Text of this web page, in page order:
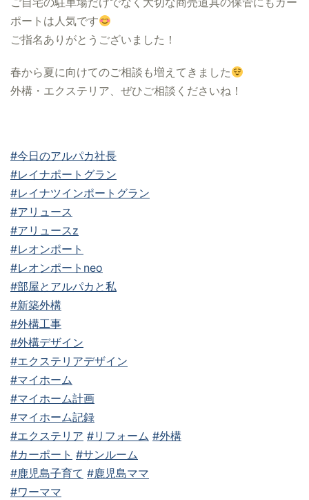
ポートは人気です
ご指名ありがとうございました！
春から夏に向けてのご相談も増えてきました
外構・エクステリア、ぜひご相談くださいね！
#今日のアルパカ社長
#レイナポートグラン
#レイナツインポートグラン
#アリュース
#アリュースz
#レオンポート
#レオンポートneo
#部屋とアルパカと私
#新築外構
#外構工事
#外構デザイン
#エクステリアデザイン
#マイホーム
#マイホーム計画
#マイホーム記録
#エクステリア #リフォーム #外構
#カーポート #サンルーム
#鹿児島子育て #鹿児島ママ
#ワーママ